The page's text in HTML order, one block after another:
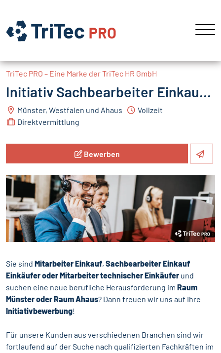
TriTec PRO – Eine Marke der TriTec HR GmbH
Initiativ Sachbearbeiter Einkauf m/w/d
Münster, Westfalen und Ahaus
Vollzeit
Direktvermittlung
Bewerben
Sie sind Mitarbeiter Einkauf, Sachbearbeiter Einkauf
Einkäufer oder Mitarbeiter technischer Einkäufer und
suchen eine neue berufliche Herausforderung im Raum
Münster oder Raum Ahaus? Dann freuen wir uns auf Ihre
Initiativbewerbung!
Für unsere Kunden aus verschiedenen Branchen sind wir
fortlaufend auf der Suche nach qualifizierten Fachkräften im